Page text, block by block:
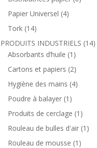
Papier Universel (4)
Tork (14)
PRODUITS INDUSTRIELS (14)
Absorbants d’huile (1)
Cartons et papiers (2)
Hygiène des mains (4)
Poudre à balayer (1)
Produits de cerclage (1)
Rouleau de bulles d'air (1)
Rouleau de mousse (1)